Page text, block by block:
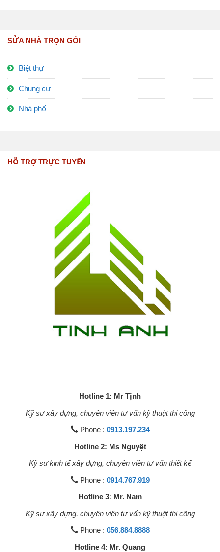
SỬA NHÀ TRỌN GÓI
Biệt thự
Chung cư
Nhà phố
HỖ TRỢ TRỰC TUYẾN
Hotline 1: Mr Tịnh
Kỹ sư xây dựng, chuyên viên tư vấn kỹ thuật thi công
Phone : 0913.197.234
Hotline 2: Ms Nguyệt
Kỹ sư kinh tế xây dựng, chuyên viên tư vấn thiết kế
Phone : 0914.767.919
Hotline 3: Mr. Nam
Kỹ sư xây dựng, chuyên viên tư vấn kỹ thuật thi công
Phone : 056.884.8888
Hotline 4: Mr. Quang